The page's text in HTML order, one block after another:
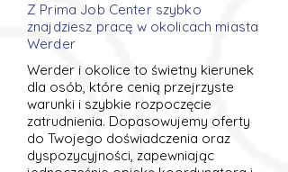
Z Prima Job Center szybko
znajdziesz pracę w okolicach miasta
Werder
Werder i okolice to świetny kierunek
dla osób, które cenią przejrzyste
warunki i szybkie rozpoczęcie
zatrudnienia. Dopasowujemy oferty
do Twojego doświadczenia oraz
dyspozycyjności, zapewniając